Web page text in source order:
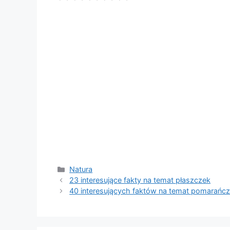
Kategorie
Natura
23 interesujące fakty na temat płaszczek
40 interesujących faktów na temat